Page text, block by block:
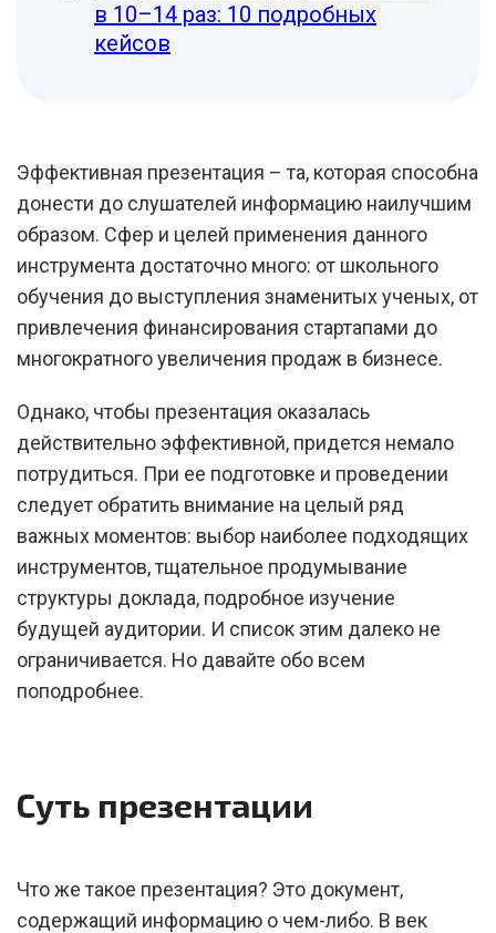
в 10–14 раз: 10 подробных
кейсов
Эффективная презентация – та, которая способна
донести до слушателей информацию наилучшим
образом. Сфер и целей применения данного
инструмента достаточно много: от школьного
обучения до выступления знаменитых ученых, от
привлечения финансирования стартапами до
многократного увеличения продаж в бизнесе.
Однако, чтобы презентация оказалась
действительно эффективной, придется немало
потрудиться. При ее подготовке и проведении
следует обратить внимание на целый ряд
важных моментов: выбор наиболее подходящих
инструментов, тщательное продумывание
структуры доклада, подробное изучение
будущей аудитории. И список этим далеко не
ограничивается. Но давайте обо всем
поподробнее.
Суть презентации
Что же такое презентация? Это документ,
содержащий информацию о чем-либо. В век